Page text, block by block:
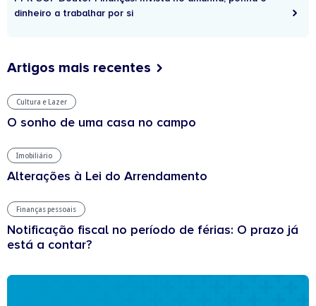
dinheiro a trabalhar por si
Artigos mais recentes
Cultura e Lazer
O sonho de uma casa no campo
Imobiliário
Alterações à Lei do Arrendamento
Finanças pessoais
Notificação fiscal no período de férias: O prazo já
está a contar?